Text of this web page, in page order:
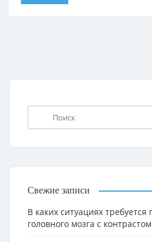
Свежие записи
В каких ситуациях
головного мозга с контрастом